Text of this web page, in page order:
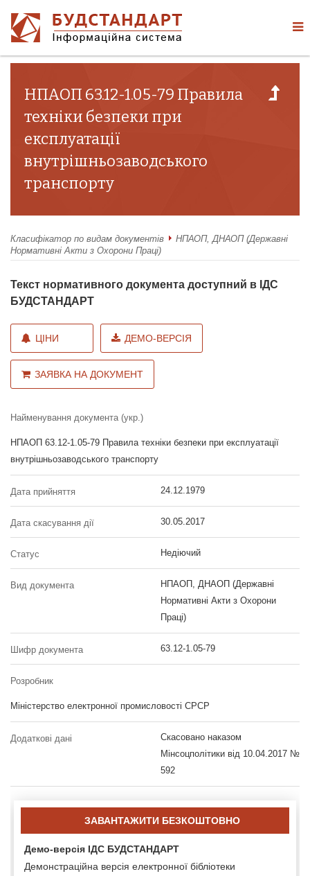
НПАОП 63.12-1.05-79 Правила
техніки безпеки при
експлуатації
внутрішньозаводського
транспорту
Класифікатор по видам документів
НПАОП, ДНАОП (Державні
Нормативні Акти з Охорони Праці)
Текст нормативного документа доступний в ІДС
БУДСТАНДАРТ
ЦІНИ ДЕМО-ВЕРСІЯ
ЗАЯВКА НА ДОКУМЕНТ
Найменування документа (укр.)
НПАОП 63.12-1.05-79 Правила техніки безпеки при експлуатації
внутрішньозаводського транспорту
Дата прийняття 24.12.1979
Дата скасування дії 30.05.2017
Статус Недіючий
Вид документа
НПАОП, ДНАОП (Державні
Нормативні Акти з Охорони
Праці)
Шифр документа 63.12-1.05-79
Розробник
Міністерство електронної промисловості СРСР
Додаткові дані
Скасовано наказом
Мінсоцполітики від 10.04.2017 №
592
ЗАВАНТАЖИТИ БЕЗКОШТОВНО
Демо-версія ІДС БУДСТАНДАРТ
Демонстраційна версія електронної бібліотеки